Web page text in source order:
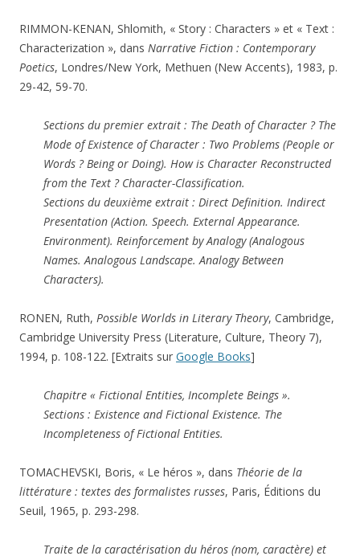
RIMMON-KENAN, Shlomith, « Story : Characters » et « Text :
Characterization », dans Narrative Fiction : Contemporary
Poetics, Londres/New York, Methuen (New Accents), 1983, p.
29-42, 59-70.
Sections du premier extrait : The Death of Character ? The
Mode of Existence of Character : Two Problems (People or
Words ? Being or Doing). How is Character Reconstructed
from the Text ? Character-Classification.
Sections du deuxième extrait : Direct Definition. Indirect
Presentation (Action. Speech. External Appearance.
Environment). Reinforcement by Analogy (Analogous
Names. Analogous Landscape. Analogy Between
Characters).
RONEN, Ruth, Possible Worlds in Literary Theory, Cambridge,
Cambridge University Press (Literature, Culture, Theory 7),
1994, p. 108-122. [Extraits sur Google Books]
Chapitre « Fictional Entities, Incomplete Beings ».
Sections : Existence and Fictional Existence. The
Incompleteness of Fictional Entities.
TOMACHEVSKI, Boris, « Le héros », dans Théorie de la
littérature : textes des formalistes russes, Paris, Éditions du
Seuil, 1965, p. 293-298.
Traite de la caractérisation du héros (nom, caractère) et